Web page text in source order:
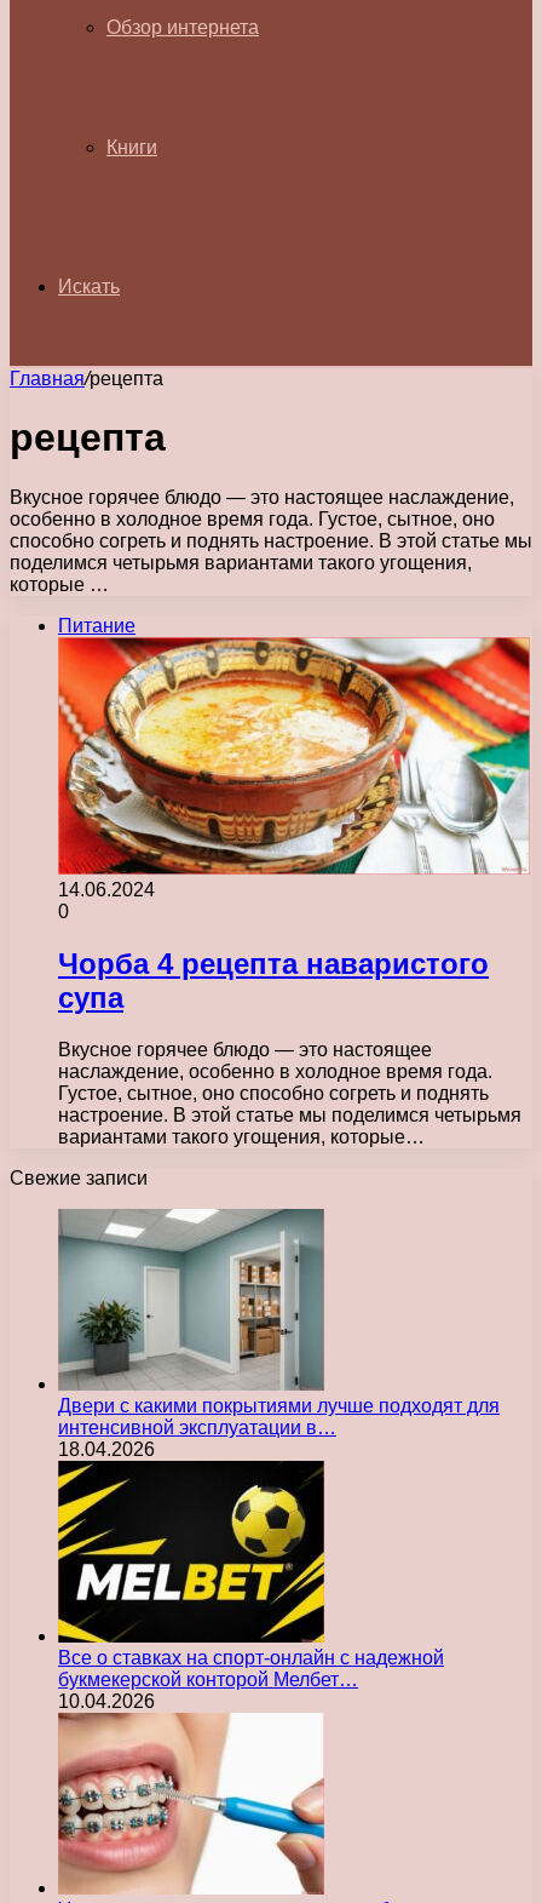
Обзор интернета
Книги
Искать
Главная/рецепта
рецепта
Вкусное горячее блюдо — это настоящее наслаждение,
особенно в холодное время года. Густое, сытное, оно
способно согреть и поднять настроение. В этой статье мы
поделимся четырьмя вариантами такого угощения,
которые …
Питание
14.06.2024
0
Чорба 4 рецепта наваристого
супа
Вкусное горячее блюдо — это настоящее
наслаждение, особенно в холодное время года.
Густое, сытное, оно способно согреть и поднять
настроение. В этой статье мы поделимся четырьмя
вариантами такого угощения, которые…
Свежие записи
Двери с какими покрытиями лучше подходят для
интенсивной эксплуатации в…
18.04.2026
Все о ставках на спорт-онлайн с надежной
букмекерской конторой Мелбет…
10.04.2026